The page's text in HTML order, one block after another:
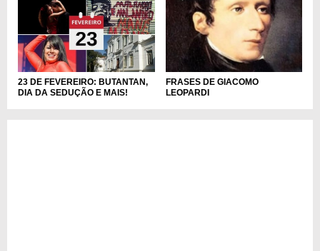
23 DE FEVEREIRO: BUTANTAN,
DIA DA SEDUÇÃO E MAIS!
FRASES DE GIACOMO
LEOPARDI